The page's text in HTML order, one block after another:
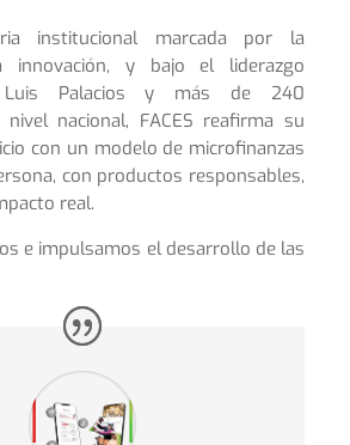
institucional marcada por la
innovación, y bajo el liderazgo
Luis Palacios y más de 240
nacional, FACES reafirma su
con un modelo de microfinanzas
con productos responsables,
real.
e impulsamos el desarrollo de las